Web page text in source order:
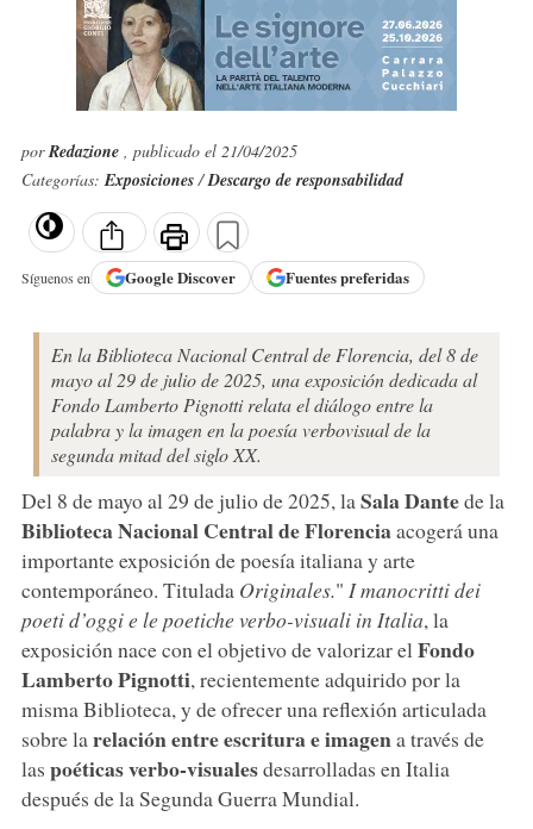
porRedazione , publicado el 21/04/2025
Categorías:Exposiciones/Descargo de responsabilidad
Síguenos en GoogleDiscover Fuentes preferidas
En la Biblioteca Nacional Central de Florencia, del 8 de
mayo al 29 de julio de 2025, una exposición dedicada al
Fondo Lamberto Pignotti relata el diálogo entre la
palabra y la imagen en la poesía verbovisual de la
segunda mitad del siglo XX.
Del 8 de mayo al 29 de julio de 2025, la Sala Dantede la
Biblioteca Nacional Central de Florenciaacogerá una
importante exposición de poesía italiana y arte
contemporáneo. Titulada Originales." I manocritti dei
poeti d’oggi e le poetiche verbo-visuali in Italia, la
exposición nace con el objetivo de valorizar el Fondo
Lamberto Pignotti, recientemente adquirido por la
misma Biblioteca, y de ofrecer una reflexión articulada
sobre la relación entre escritura e imagena través de
las poéticas verbo-visualesdesarrolladas en Italia
después de la Segunda Guerra Mundial.